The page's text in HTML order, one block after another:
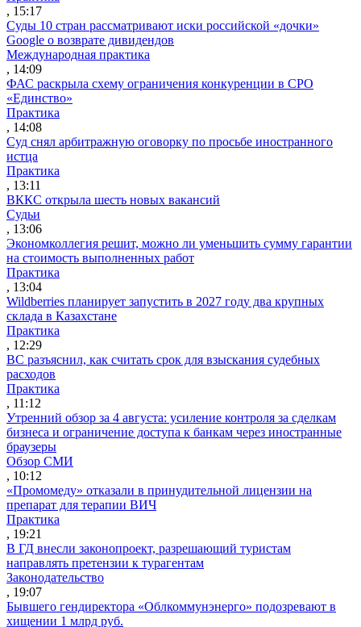
, 15:17
Суды 10 стран рассматривают иски российской «дочки»
Google о возврате дивидендов
Международная практика
, 14:09
ФАС раскрыла схему ограничения конкуренции в СРО
«Единство»
Практика
, 14:08
Суд снял арбитражную оговорку по просьбе иностранного
истца
Практика
, 13:11
ВККС открыла шесть новых вакансий
Судьи
, 13:06
Экономколлегия решит, можно ли уменьшить сумму гарантии
на стоимость выполненных работ
Практика
, 13:04
Wildberries планирует запустить в 2027 году два крупных
склада в Казахстане
Практика
, 12:29
ВС разъяснил, как считать срок для взыскания судебных
расходов
Практика
, 11:12
Утренний обзор за 4 августа: усиление контроля за сделкам
бизнеса и ограничение доступа к банкам через иностранные
браузеры
Обзор СМИ
, 10:12
«Промомеду» отказали в принудительной лицензии на
препарат для терапии ВИЧ
Практика
, 19:21
В ГД внесли законопроект, разрешающий туристам
направлять претензии к турагентам
Законодательство
, 19:07
Бывшего гендиректора «Облкоммунэнерго» подозревают в
хищении 1 млрд руб.